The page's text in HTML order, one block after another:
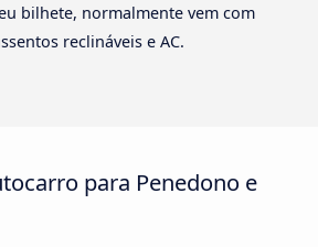
bilhete, normalmente vem com
reclináveis e AC.
para Penedono e